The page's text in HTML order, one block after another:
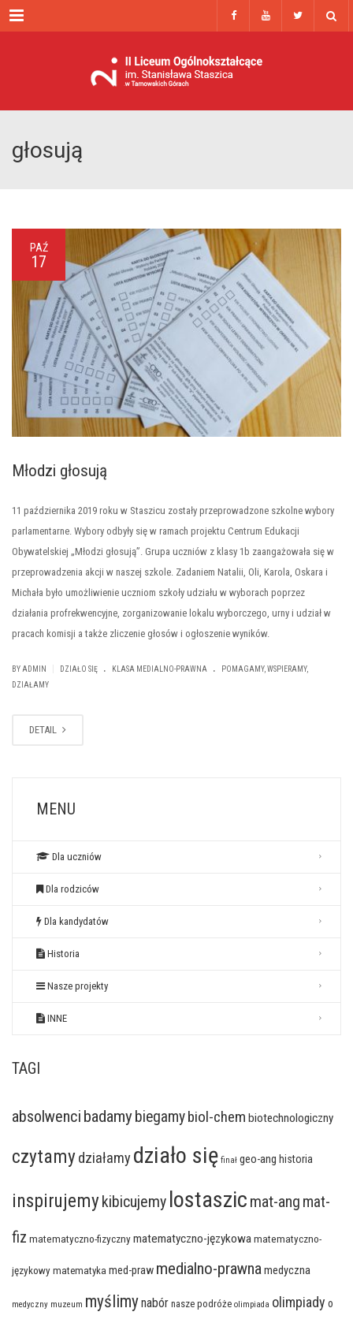
Menu
głosują
PAŹ
17
Młodzi głosują
11 października 2019 roku w Staszicu zostały przeprowadzone szkolne wybory
parlamentarne. Wybory odbyły się w ramach projektu Centrum Edukacji
Obywatelskiej „Młodzi głosują”. Grupa uczniów z klasy 1b zaangażowała się w
przeprowadzenia akcji w naszej szkole. Zadaniem Natalii, Oli, Karola, Oskara i
Michała było umożliwienie uczniom szkoły udziału w wyborach poprzez
działania profrekwencyjne, zorganizowanie lokalu wyborczego, urny i udział w
pracach komisji a także zliczenie głosów i ogłoszenie wyników.
BY ADMIN DZIAŁO SIĘ . KLASA MEDIALNO-PRAWNA .
POMAGAMY, WSPIERAMY,
DZIAŁAMY
DETAIL
MENU
Dla uczniów
Dla rodziców
Dla kandydatów
Historia
Nasze projekty
INNE
TAGI
absolwenci badamy biegamybiol-chem biotechnologiczny
czytamydziałamydziało się finał geo-ang historia
inspirujemykibicujemy lostaszic mat-ang mat-
fiz matematyczno-fizycznymatematyczno-językowa matematyczno-
językowy matematyka med-praw medialno-prawna medyczna
medyczny muzeum myślimynabór nasze podróże olimpiada olimpiady o